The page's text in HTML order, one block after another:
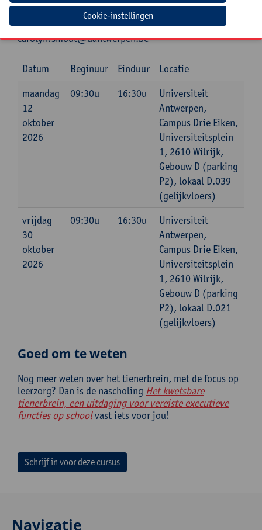
Jouw bijdrage: 264 EUR.
Inlichtingen bij: Carolyn Smout, 03 265 29 73,
carolyn.smout@uantwerpen.be
Datum Beginuur Einduur
Locatie
maandag
12
oktober
2026
09:30u 16:30u
Universiteit
Antwerpen,
Campus Drie Eiken,
Universiteitsplein
1, 2610 Wilrijk,
Gebouw D (parking
P2), lokaal D.039
(gelijkvloers)
vrijdag
30
oktober
2026
09:30u 16:30u
Universiteit
Antwerpen,
Campus Drie Eiken,
Universiteitsplein
1, 2610 Wilrijk,
Gebouw D (parking
P2), lokaal D.021
(gelijkvloers)
Goed om te weten
Nog meer weten over het tienerbrein, met de focus op
leerzorg? Dan is de nascholing Het kwetsbare
tienerbrein, een uitdaging voor vereiste executieve
functies op schoolvast iets voor jou!
Schrijf in voor deze cursus
Navigatie
Cookie-instellingen